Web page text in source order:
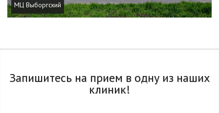
МЦ Выборгский
Запишитесь на прием в одну из наших
клиник!